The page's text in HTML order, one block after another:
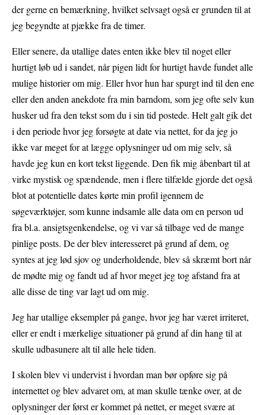
der gerne en bemærkning, hvilket selvsagt også er grunden til at
jeg begyndte at pjække fra de timer.
Eller senere, da utallige dates enten ikke blev til noget eller
hurtigt løb ud i sandet, når pigen lidt for hurtigt havde fundet alle
mulige historier om mig. Eller hvor hun har spurgt ind til den ene
eller den anden anekdote fra min barndom, som jeg ofte selv kun
husker ud fra den tekst som du i sin tid postede. Helt galt gik det
i den periode hvor jeg forsøgte at date via nettet, for da jeg jo
ikke var meget for at lægge oplysninger ud om mig selv, så
havde jeg kun en kort tekst liggende. Den fik mig åbenbart til at
virke mystisk og spændende, men i flere tilfælde gjorde det også
blot at potentielle dates kørte min profil igennem de
søgeværktøjer, som kunne indsamle alle data om en person ud
fra bl.a. ansigtsgenkendelse, og vi var så tilbage ved de mange
pinlige posts. De der blev interesseret på grund af dem, og
syntes at jeg lød sjov og underholdende, blev så skræmt bort når
de mødte mig og fandt ud af hvor meget jeg tog afstand fra at
alle disse de ting var lagt ud om mig.
Jeg har utallige eksempler på gange, hvor jeg har været irriteret,
eller er endt i mærkelige situationer på grund af din hang til at
skulle udbasunere alt til alle hele tiden.
I skolen blev vi undervist i hvordan man bør opføre sig på
internettet og blev advaret om, at man skulle tænke over, at de
oplysninger der først er kommet på nettet, er meget svære at